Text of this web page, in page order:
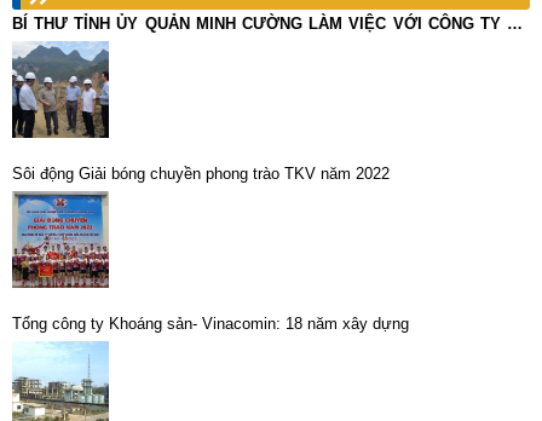
BÍ THƯ TỈNH ỦY QUẢN MINH CƯỜNG LÀM VIỆC VỚI CÔNG TY CỔ
PHẦN KHOÁNG SẢN VÀ LUYỆN KIM CAO BẰNG
Sôi động Giải bóng chuyền phong trào TKV năm 2022
Tổng công ty Khoáng sản- Vinacomin: 18 năm xây dựng